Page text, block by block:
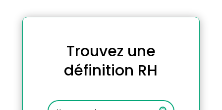
Trouvez une
définition RH